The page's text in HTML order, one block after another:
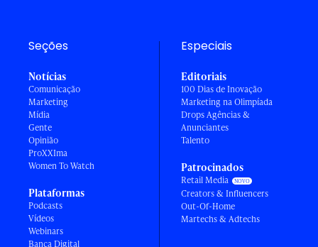
Seções
Notícias
Comunicação
Marketing
Mídia
Gente
Opinião
ProXXIma
Women To Watch
Plataformas
Podcasts
Vídeos
Webinars
Banca Digital
Especiais
Editoriais
100 Dias de Inovação
Marketing na Olimpíada
Drops Agências &
Anunciantes
Talento
Patrocinados
Retail Media
Creators & Influencers
Out-Of-Home
Martechs & Adtechs